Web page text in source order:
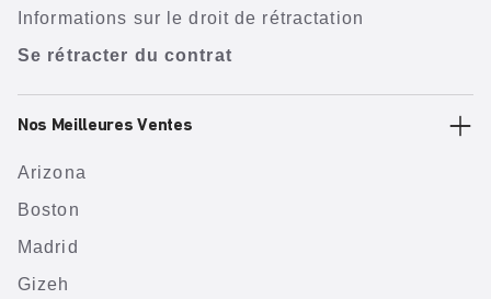
Informations sur le droit de rétractation
Se rétracter du contrat
Nos Meilleures Ventes
Arizona
Boston
Madrid
Gizeh